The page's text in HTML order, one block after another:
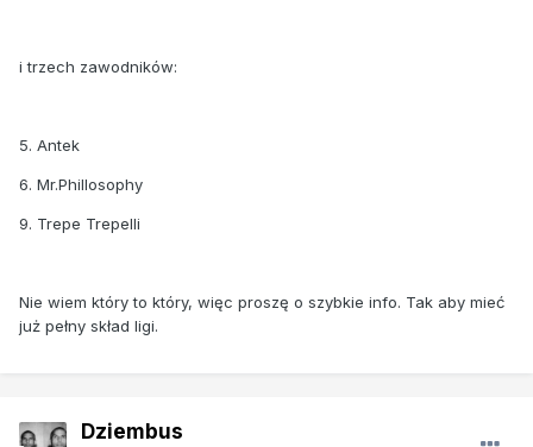
i trzech zawodników:
5. Antek
6. Mr.Phillosophy
9. Trepe Trepelli
Nie wiem który to który, więc proszę o szybkie info. Tak aby mieć
już pełny skład ligi.
Dziembus